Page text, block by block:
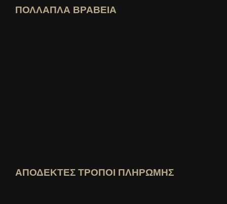
ΠΟΛΛΑΠΛΑ ΒΡΑΒΕΙΑ
ΑΠΟΔΕΚΤΕΣ ΤΡΟΠΟΙ ΠΛΗΡΩΜΗΣ